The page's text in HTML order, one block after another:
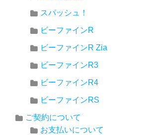
スパッシュ！
ビーファインR
ビーファインR Zia
ビーファインR3
ビーファインR4
ビーファインRS
ご契約について
お支払いについて